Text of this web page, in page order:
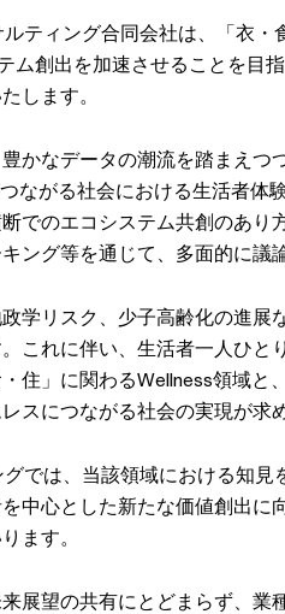
ティング合同会社は、「衣
ム創出を加速させることを目
します。
かなデータの潮流を踏まえつ
ながる社会における生活者体
でのエコシステム共創のあり
ング等を通じて、多面的に議
学リスク、少子高齢化の進展
これに伴い、生活者一人ひと
住」に関わるWellness領域と
スにつながる社会の実現が求
では、当該領域における知
中心とした新たな価値創出に
ます。
展望の共有にとどまらず、業